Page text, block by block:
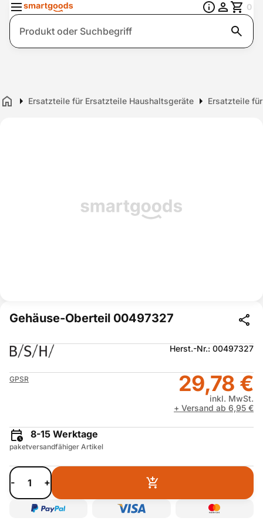
Suche
0
Home Ersatzteile für Ersatzteile Haushaltsgeräte Ersatzteile
Gehäuse-Oberteil 00497327
Herst.-Nr.: 00497327
GPSR 29,78 €
inkl. MwSt.
+ Versand ab 6,95 €
8-15 Werktage
paketversandfähiger Artikel
- +